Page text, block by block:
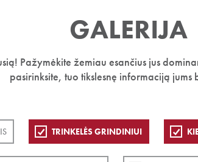
GALERIJA
Pažymėkite žemiau esančius jus
pasirinksite, tuo tikslesnę informaciją jums
TRINKELĖS GRINDINIUI